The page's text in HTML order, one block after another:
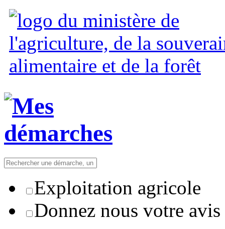
Exploitation agricole
Donnez nous votre avis